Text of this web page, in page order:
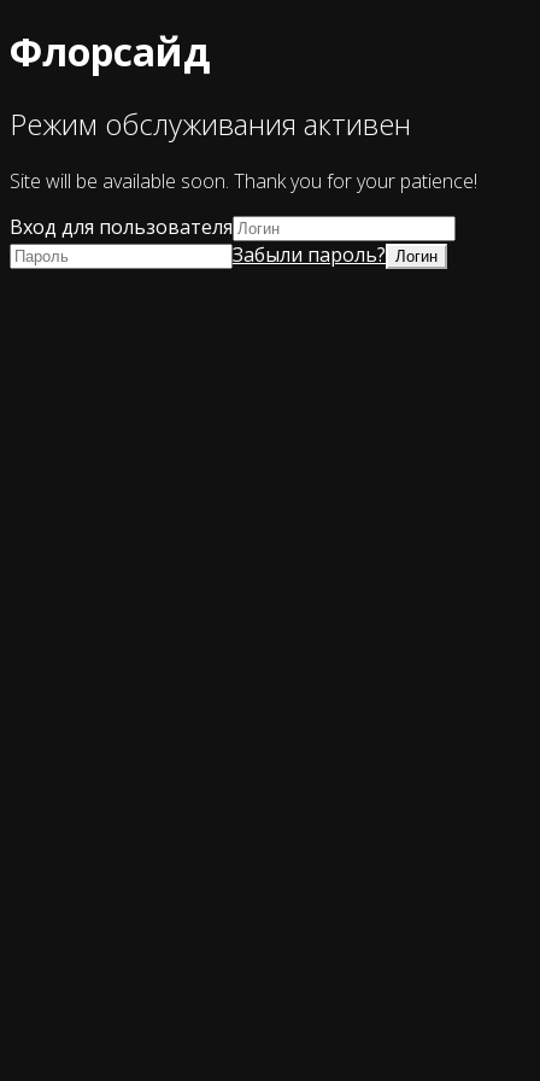
Флорсайд
Режим обслуживания активен
Site will be available soon. Thank you for your patience!
Вход для пользователя
Забыли пароль?